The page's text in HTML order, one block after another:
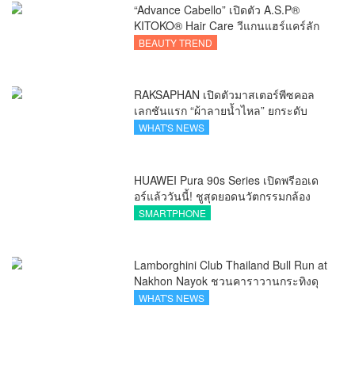
“Advance Cabello” เปิดตัว A.S.P®
KITOKO® Hair Care วีแกนแฮร์แคร์ลัก
ชัวรีจากอังกฤษ ยกระดับการดูแลเส้นผม
BEAUTY TREND
RAKSAPHAN เปิดตัวมาสเตอร์พีซคอล
เลกชันแรก “ผ้าลายน้ำไหล” ยกระดับ
ภูมิปัญญาท้องถิ่นสู่งานศิลป์ระดับสากล
WHAT'S NEWS
HUAWEI Pura 90s Series เปิดพรีออเด
อร์แล้ววันนี้! ชูสุดยอดนวัตกรรมกล้อง
พร้อม AI อัจฉริยะและ 5G Advanced
SMARTPHONE
Lamborghini Club Thailand Bull Run at
Nakhon Nayok ชวนคาราวานกระทิงดุ
สัมผัสธรรมชาติเมืองรอง ณ นครนายก
WHAT'S NEWS